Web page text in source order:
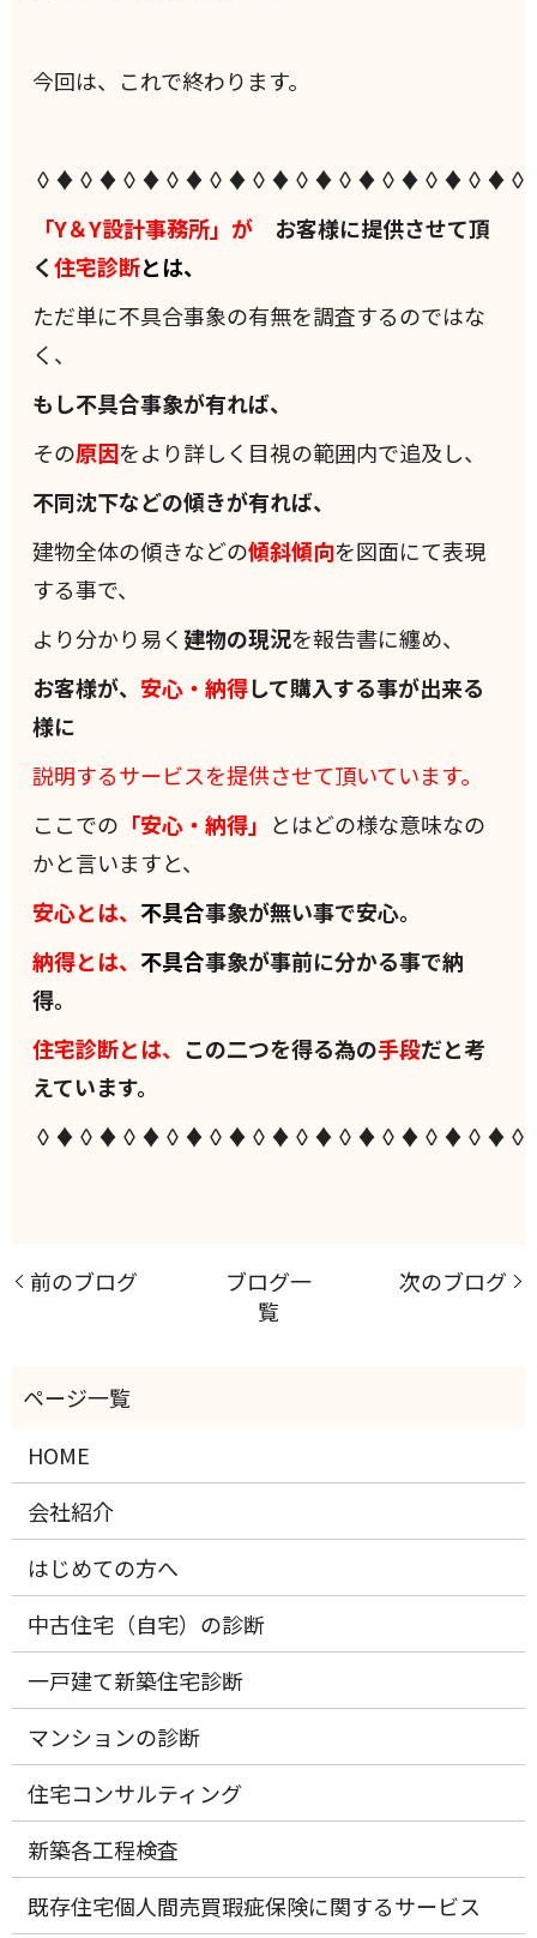
今回は、これで終わります。
「Y＆Y設計事務所」が お客様に提供させて頂
く住宅診断とは、
ただ単に不具合事象の有無を調査するのではな
く、
もし不具合事象が有れば、
その原因をより詳しく目視の範囲内で追及し、
不同沈下などの傾きが有れば、
建物全体の傾きなどの傾斜傾向を図面にて表現
する事で、
より分かり易く 建物の現況を報告書に纏め、
お客様が、 安心・納得して購入する事が出来る
様に
説明するサービスを提供させて頂いています。
ここでの 「安心・納得」 とはどの様な意味なの
かと言いますと、
安心とは、 不具合事象が無い事で安心。
納得とは、 不具合事象が事前に分かる事で納
得。
住宅診断とは、 この二つを得る為の手段だと考
えています。
前のブログ
ブログ一
覧
次のブログ
HOME
会社紹介
はじめての方へ
中古住宅（自宅）の診断
一戸建て新築住宅診断
マンションの診断
住宅コンサルティング
新築各工程検査
既存住宅個人間売買瑕疵保険に関するサービス